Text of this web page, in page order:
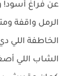
عن فراغ أسود!
الرمل واقفة
الخاطفة اللي
الشاب اللي